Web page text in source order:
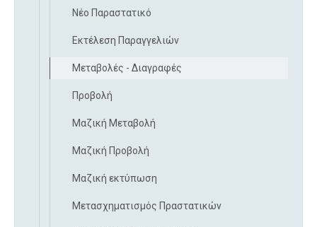
Νέο Παραστατικό
Εκτέλεση Παραγγελιών
Μεταβολές - Διαγραφές
Προβολή
Μαζική Μεταβολή
Μαζική Προβολή
Μαζική εκτύπωση
Μετασχηματισμός Πραστατικών